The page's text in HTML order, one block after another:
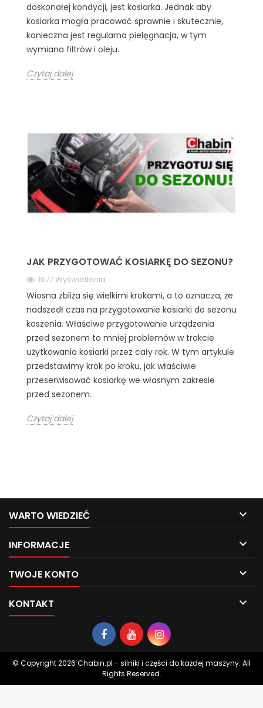
doskonałej kondycji, jest kosiarka. Jednak aby
kosiarka mogła pracować sprawnie i skutecznie,
konieczna jest regularna pielęgnacja, w tym
wymiana filtrów i oleju.
Czytaj dalej
JAK PRZYGOTOWAĆ KOSIARKĘ DO SEZONU?
1677 Wyświetlenia
Wiosna zbliża się wielkimi krokami, a to oznacza, że
nadszedł czas na przygotowanie kosiarki do sezonu
koszenia. Właściwe przygotowanie urządzenia
przed sezonem to mniej problemów w trakcie
użytkowania kosiarki przez cały rok. W tym artykule
przedstawimy krok po kroku, jak właściwie
przeserwisować kosiarkę we własnym zakresie
przed sezonem.
Czytaj dalej
WARTO WIEDZIEĆ 
INFORMACJE 
TWOJE KONTO 
KONTAKT 
© Copyright 2026 Chabin.pl - silniki i części do każdej maszyny. All
Rights Reserved.